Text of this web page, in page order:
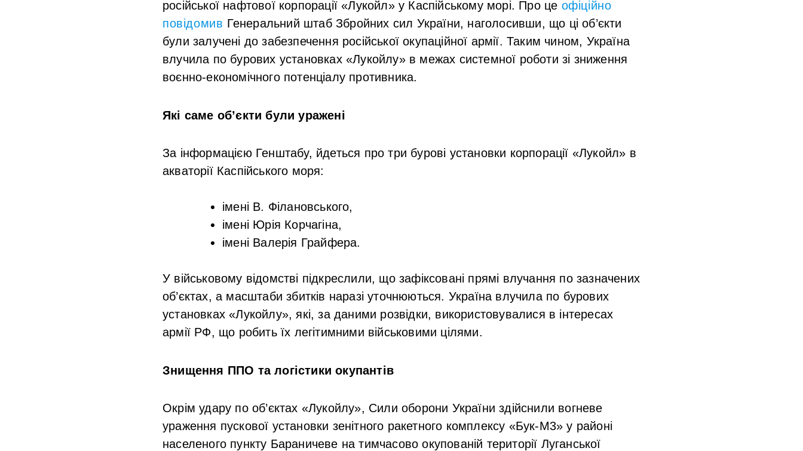
російської нафтової корпорації «Лукойл» у Каспійському морі. Про це офіційно
повідомив Генеральний штаб Збройних сил України, наголосивши, що ці об’єкти
були залучені до забезпечення російської окупаційної армії. Таким чином, Україна
влучила по бурових установках «Лукойлу» в межах системної роботи зі зниження
воєнно-економічного потенціалу противника.
Які саме об’єкти були уражені
За інформацією Генштабу, йдеться про три бурові установки корпорації «Лукойл» в
акваторії Каспійського моря:
імені В. Філановського,
імені Юрія Корчагіна,
імені Валерія Грайфера.
У військовому відомстві підкреслили, що зафіксовані прямі влучання по зазначених
об’єктах, а масштаби збитків наразі уточнюються. Україна влучила по бурових
установках «Лукойлу», які, за даними розвідки, використовувалися в інтересах
армії РФ, що робить їх легітимними військовими цілями.
Знищення ППО та логістики окупантів
Окрім удару по об’єктах «Лукойлу», Сили оборони України здійснили вогневе
ураження пускової установки зенітного ракетного комплексу «Бук-М3» у районі
населеного пункту Бараничеве на тимчасово окупованій території Луганської